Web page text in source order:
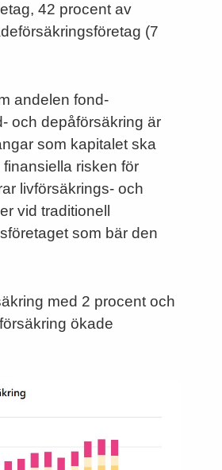
42 procent av
(7
andelen fond-
och depåförsäkring är
som kapitalet ska
risken för
livförsäkrings- och
vid traditionell
som bär den
med 2 procent och
ökade